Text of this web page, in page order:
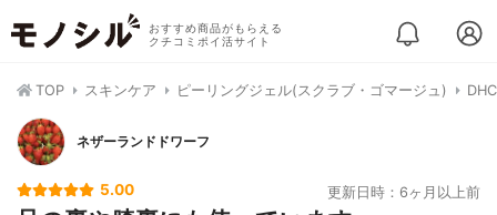
おすすめ商品がもらえる
クチコミポイ活サイト
TOP スキンケア ピーリングジェル(スクラブ・ゴマージュ)
ネザーランドドワーフ
5.00 更新日時：6ヶ月以上前